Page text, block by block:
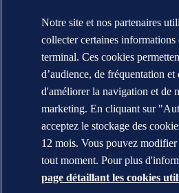
Notre site et nos partenaires
collecter certaines
terminal. Ces cookies
d’audience, de fréquentation
d'améliorer la navigation et de
marketing. En cliquant sur
acceptez le stockage des
12 mois. Vous pouvez modifier
tout moment. Pour plus
page détaillant les cookies